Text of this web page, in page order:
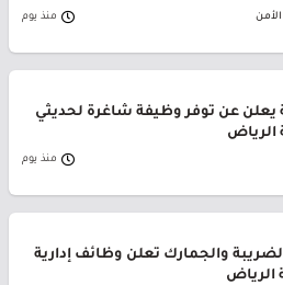
منذ يوم
يعلن عن توفر وظيفة شاغرة لحديثي
الرياض
منذ يوم
والجمارك تعلن وظائف إدارية
الرياض